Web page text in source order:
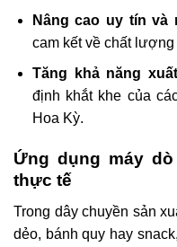
Nâng cao uy tín và
cam kết về chất lượng
Tăng khả năng
định khắt khe của
Hoa Kỳ.
Ứng dụng máy
thực tế
Trong dây chuyền sản
dẻo, bánh quy hay